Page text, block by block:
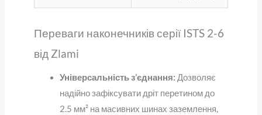
Переваги наконечників серії ISTS 2-6
від Zlami
Універсальність з’єднання: Дозволяє
надійно зафіксувати дріт перетином до
2.5 мм² на масивних шинах заземлення,